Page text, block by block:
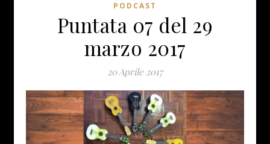
PODCAST
Puntata 07 del 29
marzo 2017
20 Aprile 2017